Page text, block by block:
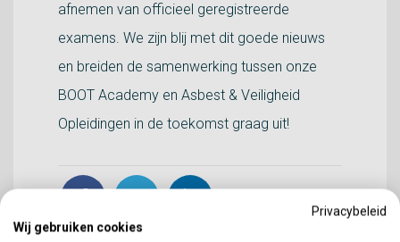
afnemen van officieel geregistreerde
examens. We zijn blij met dit goede nieuws
en breiden de samenwerking tussen onze
BOOT Academy en Asbest & Veiligheid
Opleidingen in de toekomst graag uit!
Privacybeleid
Wij gebruiken cookies